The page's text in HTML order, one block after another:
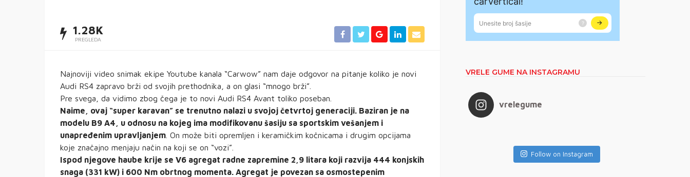
1.28K
PREGLEDA
Najnoviji video snimak ekipe Youtube kanala “Carwow” nam daje odgovor na pitanje koliko je novi
Audi RS4 zapravo brži od svojih prethodnika, a on glasi “mnogo brži”.
Pre svega, da vidimo zbog čega je to novi Audi RS4 Avant toliko poseban.
Naime, ovaj “super karavan” se trenutno nalazi u svojoj četvrtoj generaciji. Baziran je na
modelu B9 A4, u odnosu na kojeg ima modifikovanu šasiju sa sportskim vešanjem i
unapređenim upravljanjem . On može biti opremljen i keramičkim kočnicama i drugim opcijama
koje značajno menjaju način na koji se on “vozi”.
Ispod njegove haube krije se V6 agregat radne zapremine 2,9 litara koji razvija 444 konjskih
snaga (331 kW) i 600 Nm obrtnog momenta. Agregat je povezan sa osmostepenim
VRELE GUME NA INSTAGRAMU
vrelegume
Follow on Instagram